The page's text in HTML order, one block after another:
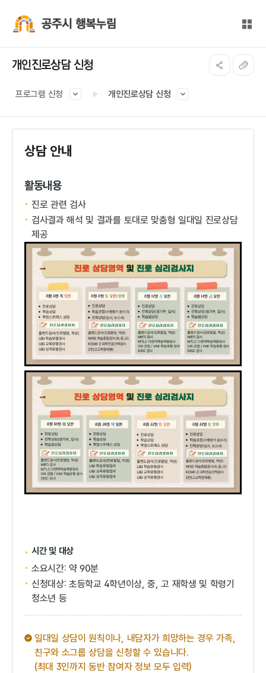
전체
개인진로상담 신청
프로그램 신청 개인진로상담 신청
상담 안내
활동내용
진로 관련 검사
검사결과 해석 및 결과를 토대로 맞춤형 일대일 진로상담
제공
시간 및 대상
소요시간: 약 90분
신청대상: 초등학교 4학년이상, 중, 고 재학생 및 학령기
청소년 등
일대일 상담이 원칙이나, 내담자가 희망하는 경우 가족,
친구와 소그룹 상담을 신청할 수 있습니다.
(최대 3인까지 동반 참여자 정보 모두 입력)